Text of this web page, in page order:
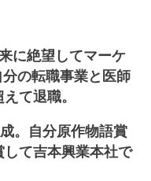
に絶望してマーケ
の転職事業と医師
て退職。
。自分原作物語賞
して吉本興業本社で